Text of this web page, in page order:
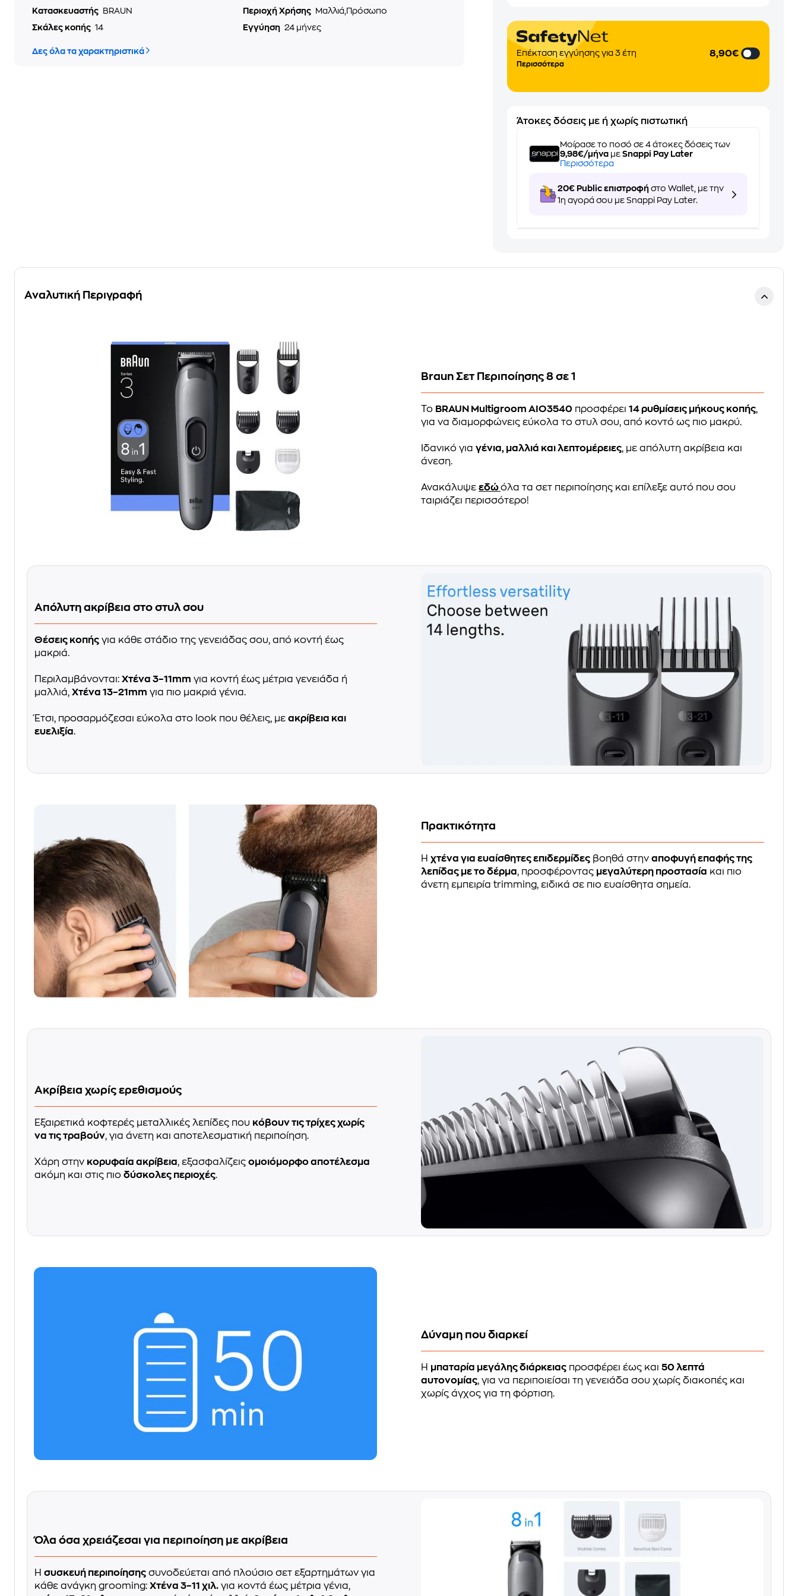
Κατασκευαστής BRAUN Περιοχή Χρήσης
Μαλλιά,Πρόσωπο
Σκάλες κοπής 14 Εγγύηση 24 μήνες
Δες όλα τα χαρακτηριστικά Επέκταση εγγύησης για 3 έτη
Περισσότερα
8,90€
Άτοκες δόσεις με ή χωρίς πιστωτική
Μοίρασε το ποσό σε 4 άτοκες δόσεις των
9,98€/μήνα μεSnappi Pay Later
Περισσότερα
20€ Public επιστροφή στο Wallet, με την
1η αγορά σου με Snappi Pay Later.
Αναλυτική Περιγραφή
Braun Σετ Περιποίησης 8 σε 1
Το BRAUN Multigroom AIO3540 προσφέρει14 ρυθμίσεις μήκους κοπής,
για να διαμορφώνεις εύκολα το στυλ σου, από κοντό ως πιο μακρύ.
Ιδανικό γιαγένια, μαλλιά και λεπτομέρειες, με απόλυτη ακρίβεια και
άνεση.
Ανακάλυψεεδώόλα τα σετ περιποίησης και επίλεξε αυτό που σου
ταιριάζει περισσότερο!
Απόλυτη ακρίβεια στο στυλ σου
Θέσεις κοπής για κάθε στάδιο της γενειάδας σου, από κοντή έως
μακριά.
Περιλαμβάνονται: Χτένα 3–11mm για κοντή έως μέτρια γενειάδα ή
μαλλιά, Χτένα 13–21mm για πιο μακριά γένια.
Έτσι, προσαρμόζεσαι εύκολα στο look που θέλεις, με ακρίβεια και
ευελιξία.
Πρακτικότητα
Ηχτένα για ευαίσθητες επιδερμίδες βοηθά στηναποφυγή επαφής της
λεπίδας με το δέρμα, προσφέροντας μεγαλύτερη προστασία και πιο
άνετη εμπειρία trimming, ειδικά σε πιο ευαίσθητα σημεία.
Ακρίβεια χωρίς ερεθισμούς
Εξαιρετικά κοφτερές μεταλλικές λεπίδες που κόβουν τις τρίχες χωρίς
να τις τραβούν, για άνετη και αποτελεσματική περιποίηση.
Χάρη στην κορυφαία ακρίβεια, εξασφαλίζεις ομοιόμορφο αποτέλεσμα
ακόμη και στις πιο δύσκολες περιοχές.
Δύναμη που διαρκεί
Η μπαταρία μεγάλης διάρκειας προσφέρει έως και50 λεπτά
αυτονομίας, για να περιποιείσαι τη γενειάδα σου χωρίς διακοπές και
χωρίς άγχος για τη φόρτιση.
Όλα όσα χρειάζεσαι για περιποίηση με ακρίβεια
Η συσκευή περιποίησης συνοδεύεται από πλούσιο σετ εξαρτημάτων για
κάθε ανάγκη grooming: Χτένα 3–11 χιλ. για κοντά έως μέτρια γένια,